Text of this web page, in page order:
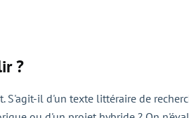
?
il d'un texte littéraire de